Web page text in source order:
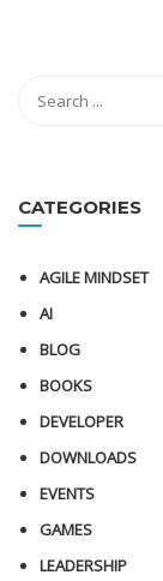
CATEGORIES
AGILE MINDSET
AI
BLOG
BOOKS
DEVELOPER
DOWNLOADS
EVENTS
GAMES
LEADERSHIP